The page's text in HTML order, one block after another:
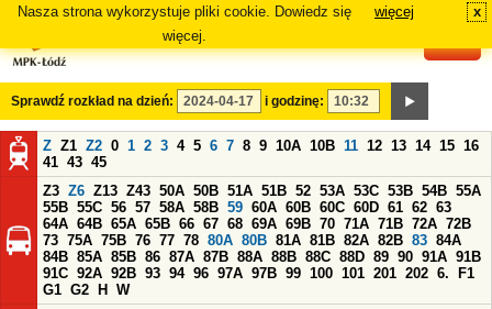
Nasza strona wykorzystuje pliki cookie. Dowiedz się
więcej.
więcej x
Sprawdź rozkład na dzień: i godzinę:
Z Z1 Z2 0 1 2 3 4 5 6 7 8 9 10A 10B 11 12 13 14 15 16
41 43 45
Z3 Z6 Z13 Z43 50A 50B 51A 51B 52 53A 53C 53B 54B 55A
55B 55C 56 57 58A 58B 59 60A 60B 60C 60D 61 62 63
64A 64B 65A 65B 66 67 68 69A 69B 70 71A 71B 72A 72B
73 75A 75B 76 77 78 80A 80B 81A 81B 82A 82B 83 84A
84B 85A 85B 86 87A 87B 88A 88B 88C 88D 89 90 91A 91B
91C 92A 92B 93 94 96 97A 97B 99 100 101 201 202 6.
F1
G1 G2 H
W